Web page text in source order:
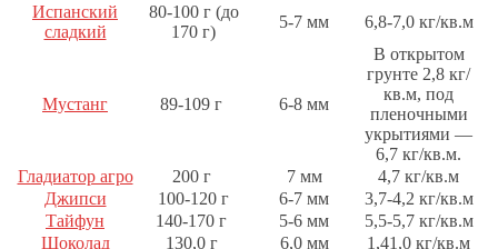
Испанский
сладкий
80-100 г (до
170 г)
5-7 мм 6,8-7,0 кг/кв.м
Мустанг 89-109 г 6-8 мм
В открытом
грунте 2,8 кг/
кв.м, под
пленочными
укрытиями —
6,7 кг/кв.м.
Гладиатор агро
200 г 7 мм
4,7 кг/кв.м
Джипси
100-120 г 6-7 мм
3,7-4,2 кг/кв.м
Тайфун
140-170 г 5-6 мм
5,5-5,7 кг/кв.м
Шоколад
130,0 г 6,0 мм 1,41,0 кг/кв.м